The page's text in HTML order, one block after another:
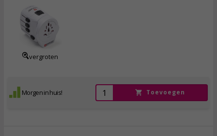
vergroten
Morgen in huis! Toevoegen